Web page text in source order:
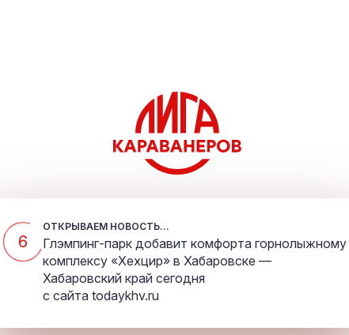
5
ОТКРЫВАЕМ НОВОСТЬ...
Глэмпинг-парк добавит комфорта горнолыжному
комплексу «Хехцир» в Хабаровске —
Хабаровский край сегодня
с сайта todaykhv.ru